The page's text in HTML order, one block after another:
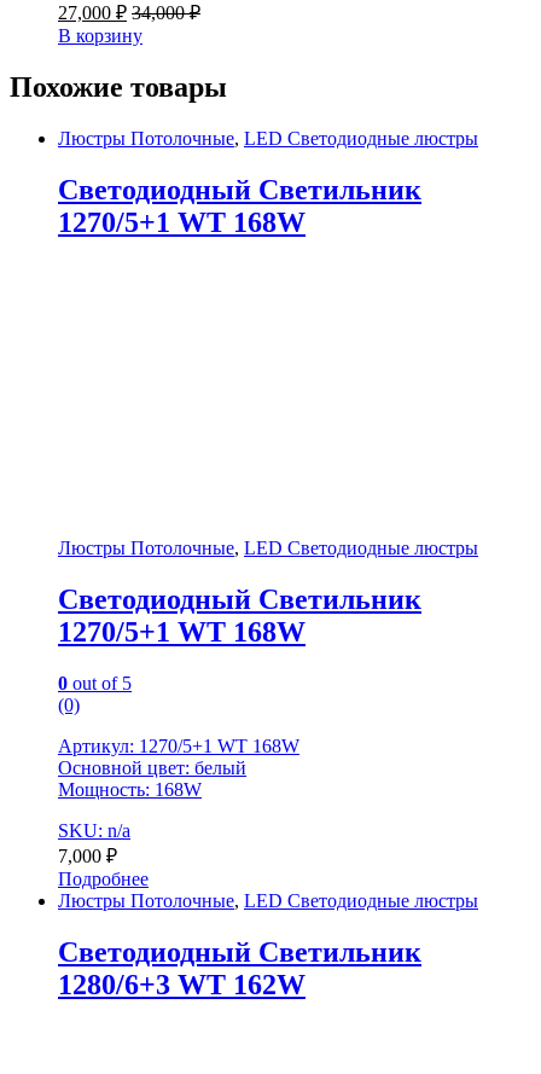
27,000 ₽ 34,000₽
В корзину
Похожие товары
Люстры Потолочные, LED Светодиодные люстры
Светодиодный Светильник
1270/5+1 WT 168W
Люстры Потолочные, LED Светодиодные люстры
Светодиодный Светильник
1270/5+1 WT 168W
0 out of 5
(0)
Артикул: 1270/5+1 WT 168W
Основной цвет: белый
Мощность: 168W
SKU: n/a
7,000 ₽
Подробнее
Люстры Потолочные, LED Светодиодные люстры
Светодиодный Светильник
1280/6+3 WT 162W